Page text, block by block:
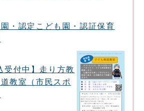
・認定こども園・認証保育
受付中】走り方教
教室（市民スポ